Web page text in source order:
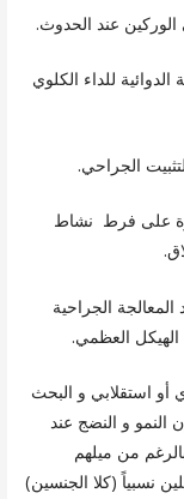
الدوائية للداء الكلوي
الجراحي.
على فرط نشاط
الجراحية
العظمي.
استقلابي و البحث
و النضج عند
من ميلهم
نسبياً (كلا الجنسين)